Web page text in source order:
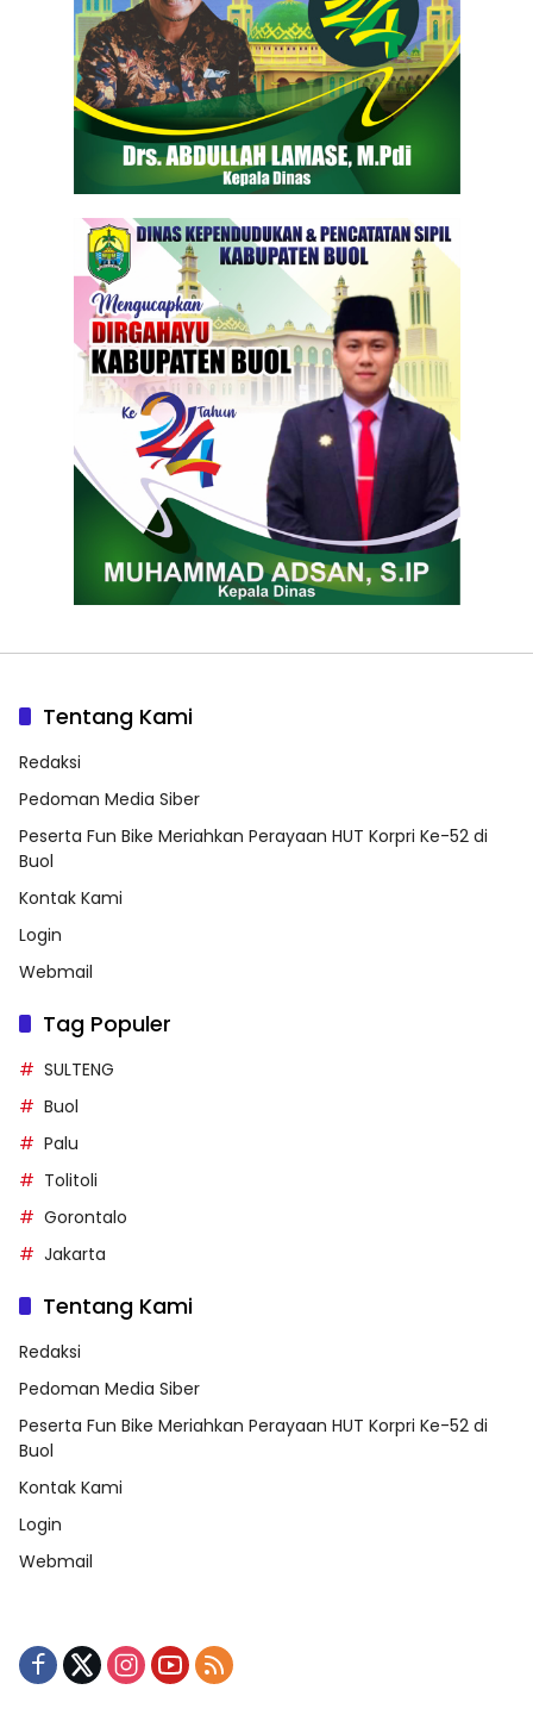
Tentang Kami
Redaksi
Pedoman Media Siber
Peserta Fun Bike Meriahkan Perayaan HUT Korpri Ke-52 di
Buol
Kontak Kami
Login
Webmail
Tag Populer
SULTENG
Buol
Palu
Tolitoli
Gorontalo
Jakarta
Tentang Kami
Redaksi
Pedoman Media Siber
Peserta Fun Bike Meriahkan Perayaan HUT Korpri Ke-52 di
Buol
Kontak Kami
Login
Webmail